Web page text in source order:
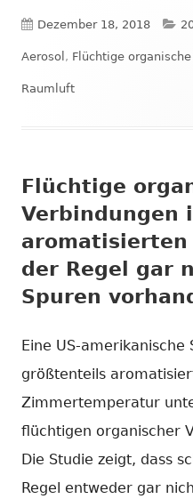
Veröffentlicht
am
Dezember 18, 2018
Aerosol , Flüchtige
Raumluft
Flüchtige
Verbindungen
der Regel gar
Spuren
Eine US-amerikanische
größtenteils
Zimmertemperatur
flüchtigen organischer
Die Studie zeigt, dass
Regel entweder gar